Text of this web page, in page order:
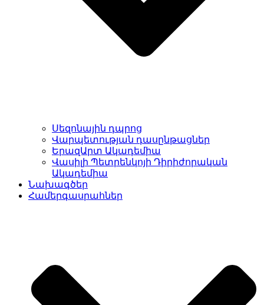
Սեզոնային դպրոց
Վարպետության դասընթացներ
ԵրազԱրտ Ակադեմիա
Վասիլի Պետրենկոյի Դիրիժորական
Ակադեմիա
Նախագծեր
Համերգասրահներ